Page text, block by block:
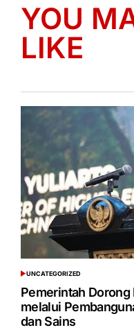
YOU
LIKE
POSTED
IN
UNCATEGORIZED
Pemerintah
melalui
dan Sains